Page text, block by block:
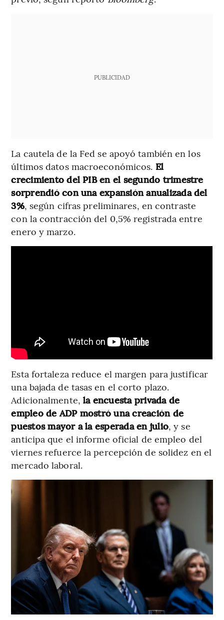
PUBLICIDAD
La cautela de la Fed se apoyó también en los
últimos datos macroeconómicos. El
crecimiento del PIB en el segundo trimestre
sorprendió con una expansión anualizada del
3%, según cifras preliminares, en contraste
con la contracción del 0,5% registrada entre
enero y marzo.
Esta fortaleza reduce el margen para justificar
una bajada de tasas en el corto plazo.
Adicionalmente, la encuesta privada de
empleo de ADP mostró una creación de
puestos mayor a la esperada en julio, y se
anticipa que el informe oficial de empleo del
viernes refuerce la percepción de solidez en el
mercado laboral.